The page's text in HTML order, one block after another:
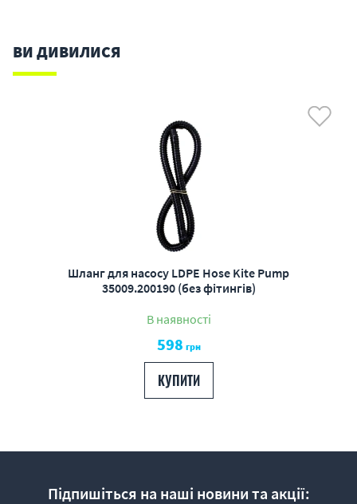
ВИ ДИВИЛИСЯ
Шланг для насосу LDPE Hose Kite Pump
35009.200190 (без фітингів)
В наявності
598 грн
КУПИТИ
Підпишіться на наші новини та акції: